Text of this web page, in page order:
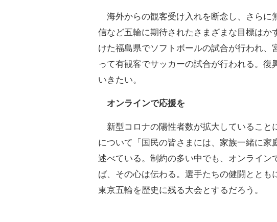
海外からの観客受け入れを断念し、さらに
信など五輪に期待されたさまざまな目標はか
けた福島県でソフトボールの試合が行われ、
って有観客でサッカーの試合が行われる。復
いきたい。
オンラインで応援を
新型コロナの陽性者数が拡大していること
について「国民の皆さまには、家族一緒に家
述べている。制約の多い中でも、オンライン
ば、その心は伝わる。選手たちの健闘とと
東京五輪を歴史に残る大会とするだろう。